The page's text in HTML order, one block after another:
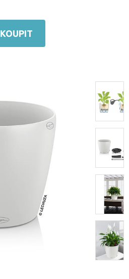
KOUPIT